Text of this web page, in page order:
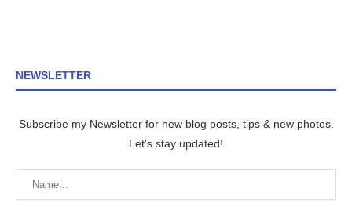
NEWSLETTER
Subscribe my Newsletter for new blog posts, tips & new photos.
Let's stay updated!